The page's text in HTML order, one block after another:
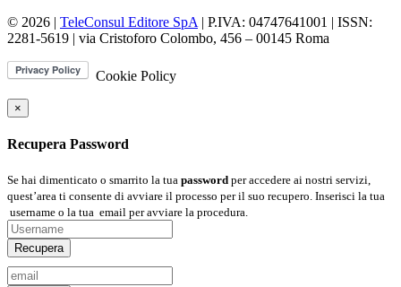
© 2026 | TeleConsul Editore SpA | P.IVA: 04747641001 | ISSN:
2281-5619 | via Cristoforo Colombo, 456 – 00145 Roma
Cookie Policy
×
Recupera Password
Se hai dimenticato o smarrito la tua password per accedere ai nostri servizi,
quest’area ti consente di avviare il processo per il suo recupero. Inserisci la tua
username o la tua email per avviare la procedura.
Recupera